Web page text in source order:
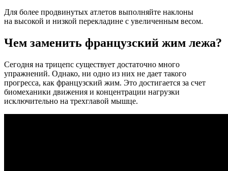
Для более продвинутых атлетов выполняйте наклоны
на высокой и низкой перекладине с увеличенным весом.
Чем заменить французский жим лежа?
Сегодня на трицепс существует достаточно много
упражнений. Однако, ни одно из них не дает такого
прогресса, как французский жим. Это достигается за счет
биомеханики движения и концентрации нагрузки
исключительно на трехглавой мышце.